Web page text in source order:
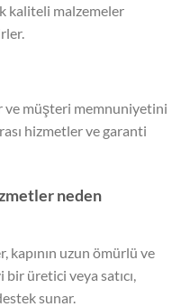
kaliteli malzemeler
ve müşteri memnuniyetini
hizmetler ve garanti
neden
kapının uzun ömürlü ve
bir üretici veya satıcı,
sunar.